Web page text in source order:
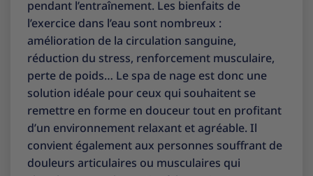
pendant l’entraînement. Les bienfaits de
l’exercice dans l’eau sont nombreux :
amélioration de la circulation sanguine,
réduction du stress, renforcement musculaire,
perte de poids… Le spa de nage est donc une
solution idéale pour ceux qui souhaitent se
remettre en forme en douceur tout en profitant
d’un environnement relaxant et agréable. Il
convient également aux personnes souffrant de
douleurs articulaires ou musculaires qui